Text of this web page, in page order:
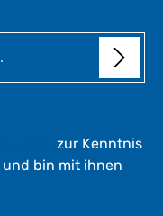
zur Kenntnis
und bin mit ihnen